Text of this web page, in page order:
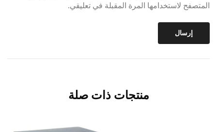
المتصفح لاستخدامها المرة المقبلة في تعليقي.
منتجات ذات صلة